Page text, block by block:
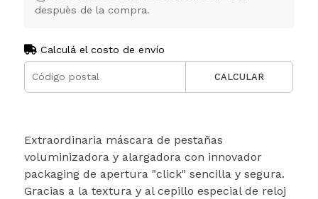
despuès de la compra.
Calculá el costo de envío
CALCULAR
Extraordinaria máscara de pestañas
voluminizadora y alargadora con innovador
packaging de apertura "click" sencilla y segura.
Gracias a la textura y al cepillo especial de reloj